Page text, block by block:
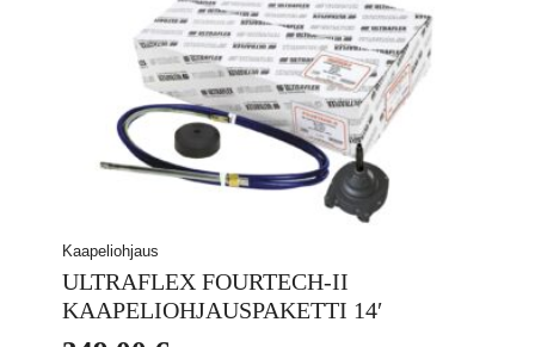
Kaapeliohjaus
ULTRAFLEX FOURTECH-II
KAAPELIOHJAUSPAKETTI 14′